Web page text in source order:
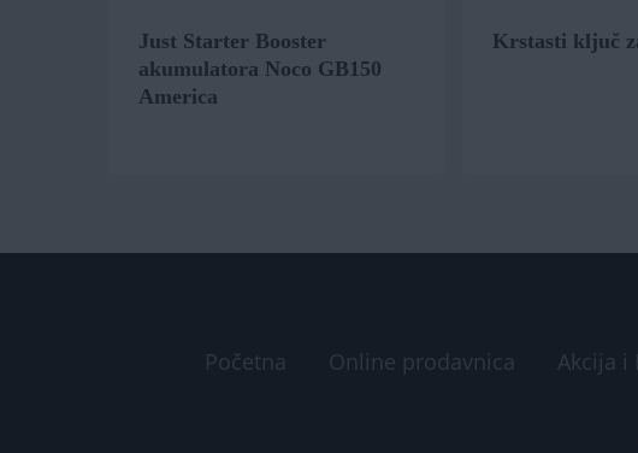
Just Starter Booster
akumulatora Noco GB150
America
Krstasti ključ
Početna Online prodavnica Akcija i